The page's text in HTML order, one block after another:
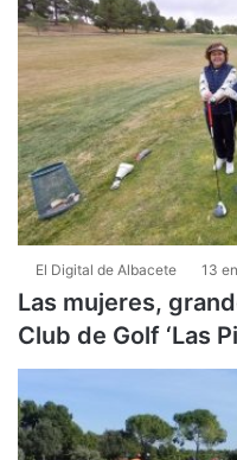
El Digital de Albacete 13
Las mujeres,
Club de Golf ‘Las